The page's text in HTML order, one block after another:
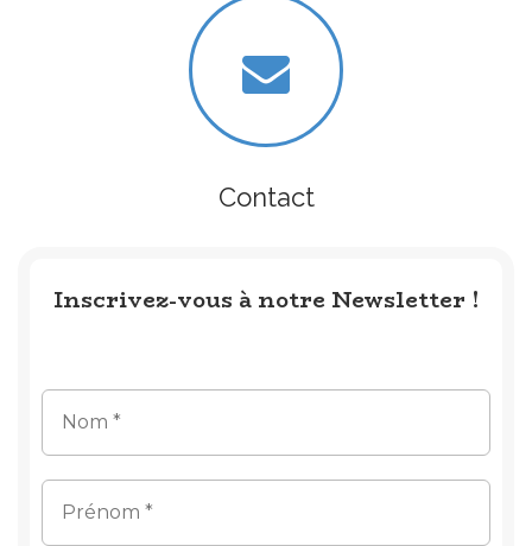
Contact
Inscrivez-vous à notre Newsletter !